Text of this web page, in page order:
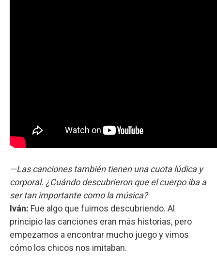
—Las canciones también tienen una cuota lúdica y
corporal. ¿Cuándo descubrieron que el cuerpo iba a
ser tan importante como la música?
Iván: Fue algo que fuimos descubriendo. Al
principio las canciones eran más historias, pero
empezamos a encontrar mucho juego y vimos
cómo los chicos nos imitaban.